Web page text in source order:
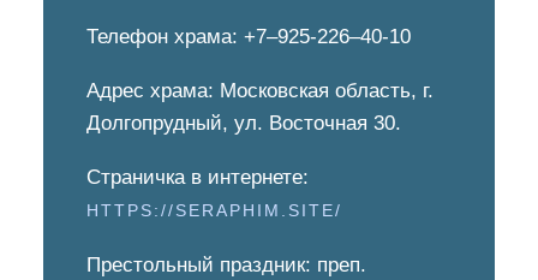
ХРАМ ПРП.
СЕРАФИМА
Телефон храма: +7–925-226–40-10
Адрес храма: Московская область, г.
Долгопрудный, ул. Восточная 30.
Страничка в интернете:
HTTPS://SERAPHIM.SITE/
Престольный праздник: преп.